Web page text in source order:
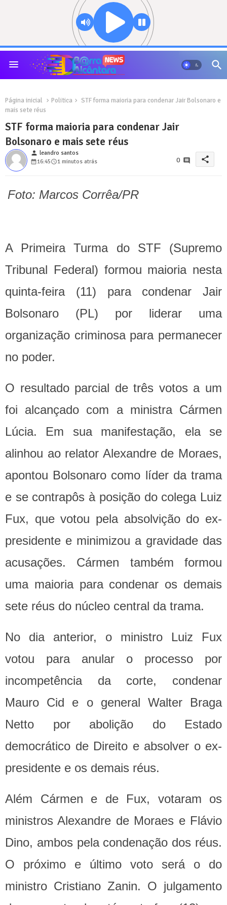
Página inicial Politica
STF forma maioria para condenar Jair Bolsonaro e
mais sete réus
STF forma maioria para condenar Jair
Bolsonaro e mais sete réus
person leandro santos
16:45
1 minutos atrás 0 share
Foto: Marcos Corrêa/PR
A Primeira Turma do STF (Supremo
Tribunal Federal) formou maioria nesta
quinta-feira (11) para condenar Jair
Bolsonaro (PL) por liderar uma
organização criminosa para permanecer
no poder.
O resultado parcial de três votos a um
foi alcançado com a ministra Cármen
Lúcia. Em sua manifestação, ela se
alinhou ao relator Alexandre de Moraes,
apontou Bolsonaro como líder da trama
e se contrapôs à posição do colega Luiz
Fux, que votou pela absolvição do ex-
presidente e minimizou a gravidade das
acusações. Cármen também formou
uma maioria para condenar os demais
sete réus do núcleo central da trama.
No dia anterior, o ministro Luiz Fux
votou para anular o processo por
incompetência da corte, condenar
Mauro Cid e o general Walter Braga
Netto por abolição do Estado
democrático de Direito e absolver o ex-
presidente e os demais réus.
Além Cármen e de Fux, votaram os
ministros Alexandre de Moraes e Flávio
Dino, ambos pela condenação dos réus.
O próximo e último voto será o do
ministro Cristiano Zanin. O julgamento